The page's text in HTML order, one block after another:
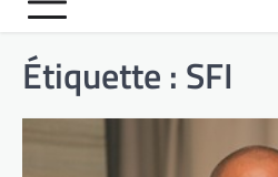
Étiquette : SFI